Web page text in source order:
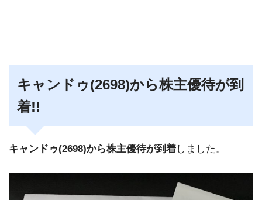
キャンドゥ(2698)から株主優待が到
着!!
キャンドゥ(2698)から株主優待が到着しました。